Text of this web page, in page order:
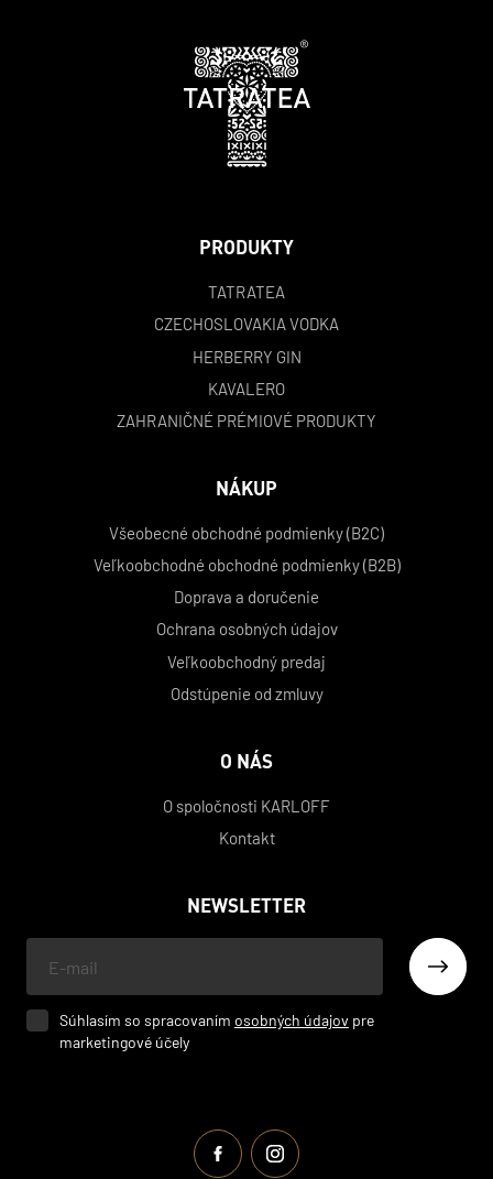
PRODUKTY
TATRATEA
CZECHOSLOVAKIA VODKA
HERBERRY GIN
KAVALERO
ZAHRANIČNÉ PRÉMIOVÉ PRODUKTY
NÁKUP
Všeobecné obchodné podmienky (B2C)
Veľkoobchodné obchodné podmienky (B2B)
Doprava a doručenie
Ochrana osobných údajov
Veľkoobchodný predaj
Odstúpenie od zmluvy
O NÁS
O spoločnosti KARLOFF
Kontakt
NEWSLETTER
mail
Súhlasím so spracovaním osobných údajov pre
marketingové účely